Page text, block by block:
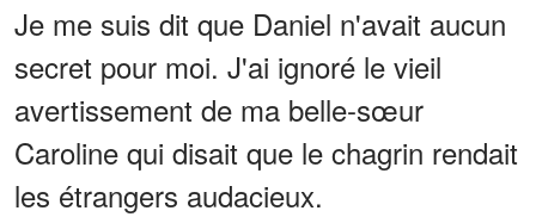
Je me suis dit que Daniel n'avait aucun
secret pour moi. J'ai ignoré le vieil
avertissement de ma belle-sœur
Caroline qui disait que le chagrin rendait
les étrangers audacieux.